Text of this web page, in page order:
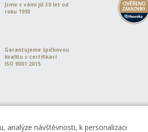
Jsme s vámi již 30 let od
roku 1993
Garantujeme špičkovou
kvalitu s certifikací
ISO 9001:2015
analýze návštěvnosti, k personalizaci